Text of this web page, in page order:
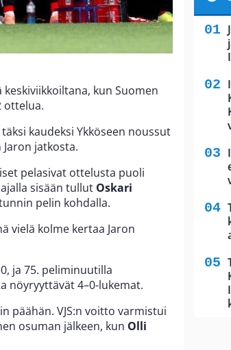
kun Suomen
ottelua.
kaudeksi Ykköseen noussut
jatkosta.
pelasivat ottelusta puoli
sisään tullut Oskari
pelin kohdalla.
vielä kolme kertaa Jaron
ja 75. peliminuutilla
nöyryyttävät 4–0-lukemat.
päähän. VJS:n voitto varmistui
osuman jälkeen, kun Olli